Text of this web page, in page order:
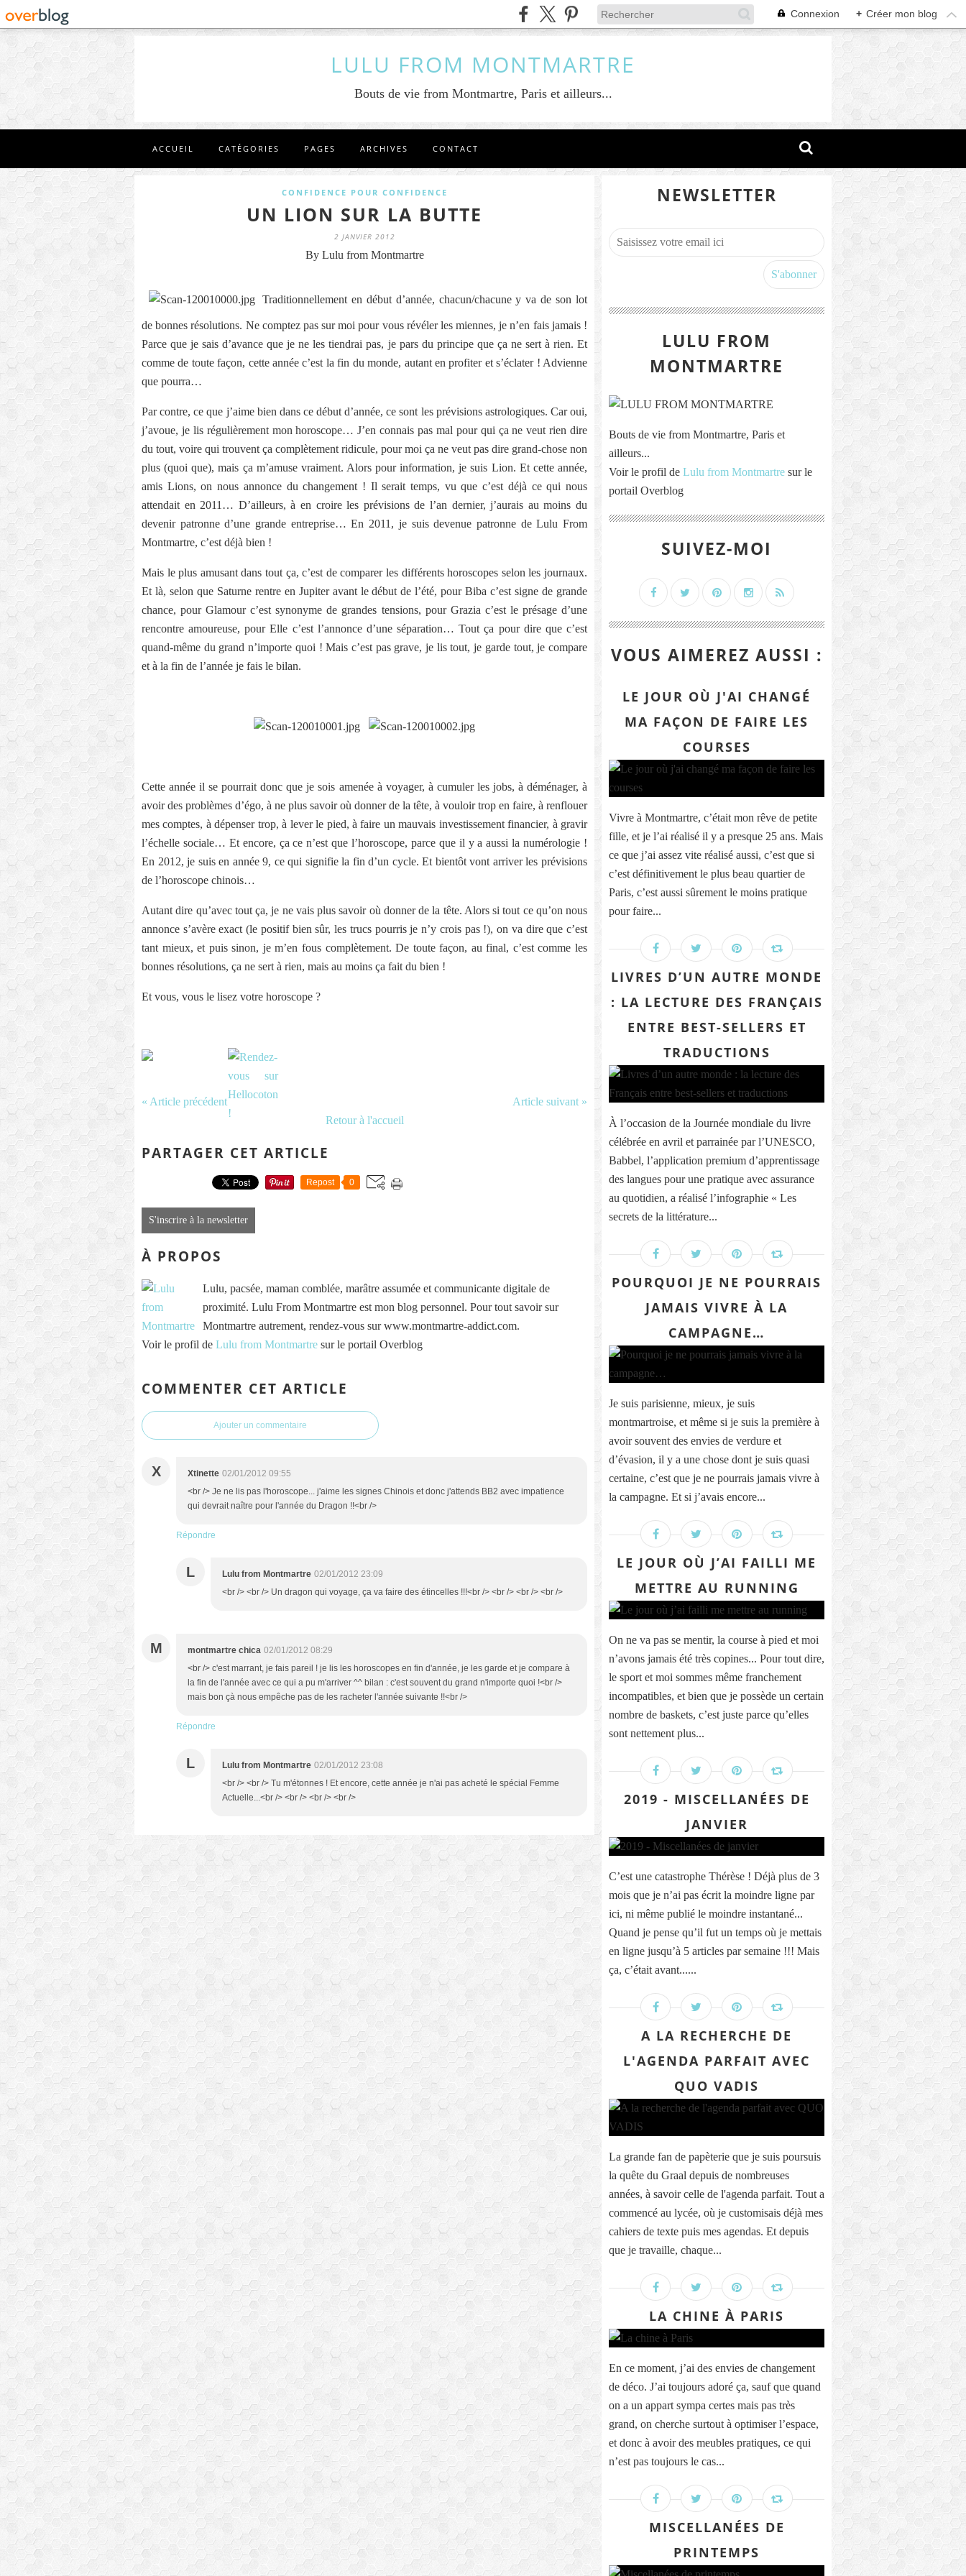
Connexion + Créer mon blog
LULU FROM MONTMARTRE
Bouts de vie from Montmartre, Paris et ailleurs...
ACCUEIL CATÉGORIES PAGES ARCHIVES CONTACT
CONFIDENCE POUR CONFIDENCE
UN LION SUR LA BUTTE
2 JANVIER 2012
By Lulu from Montmartre
Traditionnellement en début d’année, chacun/chacune y va de son lot
de bonnes résolutions. Ne comptez pas sur moi pour vous révéler les miennes, je n’en fais jamais !
Parce que je sais d’avance que je ne les tiendrai pas, je pars du principe que ça ne sert à rien. Et
comme de toute façon, cette année c’est la fin du monde, autant en profiter et s’éclater ! Advienne
que pourra…
Par contre, ce que j’aime bien dans ce début d’année, ce sont les prévisions astrologiques. Car oui,
j’avoue, je lis régulièrement mon horoscope… J’en connais pas mal pour qui ça ne veut rien dire
du tout, voire qui trouvent ça complètement ridicule, pour moi ça ne veut pas dire grand-chose non
plus (quoi que), mais ça m’amuse vraiment. Alors pour information, je suis Lion. Et cette année,
amis Lions, on nous annonce du changement ! Il serait temps, vu que c’est déjà ce qui nous
attendait en 2011… D’ailleurs, à en croire les prévisions de l’an dernier, j’aurais au moins du
devenir patronne d’une grande entreprise… En 2011, je suis devenue patronne de Lulu From
Montmartre, c’est déjà bien !
Mais le plus amusant dans tout ça, c’est de comparer les différents horoscopes selon les journaux.
Et là, selon que Saturne rentre en Jupiter avant le début de l’été, pour Biba c’est signe de grande
chance, pour Glamour c’est synonyme de grandes tensions, pour Grazia c’est le présage d’une
rencontre amoureuse, pour Elle c’est l’annonce d’une séparation… Tout ça pour dire que c’est
quand-même du grand n’importe quoi ! Mais c’est pas grave, je lis tout, je garde tout, je compare
et à la fin de l’année je fais le bilan.
Cette année il se pourrait donc que je sois amenée à voyager, à cumuler les jobs, à déménager, à
avoir des problèmes d’égo, à ne plus savoir où donner de la tête, à vouloir trop en faire, à renflouer
mes comptes, à dépenser trop, à lever le pied, à faire un mauvais investissement financier, à gravir
l’échelle sociale… Et encore, ça ce n’est que l’horoscope, parce que il y a aussi la numérologie !
En 2012, je suis en année 9, ce qui signifie la fin d’un cycle. Et bientôt vont arriver les prévisions
de l’horoscope chinois…
Autant dire qu’avec tout ça, je ne vais plus savoir où donner de la tête. Alors si tout ce qu’on nous
annonce s’avère exact (le positif bien sûr, les trucs pourris je n’y crois pas !), on va dire que c’est
tant mieux, et puis sinon, je m’en fous complètement. De toute façon, au final, c’est comme les
bonnes résolutions, ça ne sert à rien, mais au moins ça fait du bien !
Et vous, vous le lisez votre horoscope ?
« Article précédent
Article suivant »
Retour à l'accueil
PARTAGER CET ARTICLE
Repost 0
S'inscrire à la newsletter
À PROPOS
Lulu, pacsée, maman comblée, marâtre assumée et communicante digitale de
proximité. Lulu From Montmartre est mon blog personnel. Pour tout savoir sur
Montmartre autrement, rendez-vous sur www.montmartre-addict.com.
Voir le profil de Lulu from Montmartre sur le portail Overblog
COMMENTER CET ARTICLE
Ajouter un commentaire
X Xtinette 02/01/2012 09:55
<br /> Je ne lis pas l'horoscope... j'aime les signes Chinois et donc j'attends BB2 avec impatience
qui devrait naître pour l'année du Dragon !!<br />
Répondre
L Lulu from Montmartre 02/01/2012 23:09
<br /> <br /> Un dragon qui voyage, ça va faire des étincelles !!!<br /> <br /> <br /> <br />
M montmartre chica 02/01/2012 08:29
<br /> c'est marrant, je fais pareil ! je lis les horoscopes en fin d'année, je les garde et je compare à
la fin de l'année avec ce qui a pu m'arriver ^^ bilan : c'est souvent du grand n'importe quoi !<br />
mais bon çà nous empêche pas de les racheter l'année suivante !!<br />
Répondre
L Lulu from Montmartre 02/01/2012 23:08
<br /> <br /> Tu m'étonnes ! Et encore, cette année je n'ai pas acheté le spécial Femme
Actuelle...<br /> <br /> <br /> <br />
NEWSLETTER
LULU FROM
MONTMARTRE
Bouts de vie from Montmartre, Paris et
ailleurs...
Voir le profil de Lulu from Montmartre sur le
portail Overblog
SUIVEZ-MOI
VOUS AIMEREZ AUSSI :
LE JOUR OÙ J'AI CHANGÉ
MA FAÇON DE FAIRE LES
COURSES
Vivre à Montmartre, c’était mon rêve de petite
fille, et je l’ai réalisé il y a presque 25 ans. Mais
ce que j’ai assez vite réalisé aussi, c’est que si
c’est définitivement le plus beau quartier de
Paris, c’est aussi sûrement le moins pratique
pour faire...
LIVRES D’UN AUTRE MONDE
: LA LECTURE DES FRANÇAIS
ENTRE BEST-SELLERS ET
TRADUCTIONS
À l’occasion de la Journée mondiale du livre
célébrée en avril et parrainée par l’UNESCO,
Babbel, l’application premium d’apprentissage
des langues pour une pratique avec assurance
au quotidien, a réalisé l’infographie « Les
secrets de la littérature...
POURQUOI JE NE POURRAIS
JAMAIS VIVRE À LA
CAMPAGNE…
Je suis parisienne, mieux, je suis
montmartroise, et même si je suis la première à
avoir souvent des envies de verdure et
d’évasion, il y a une chose dont je suis quasi
certaine, c’est que je ne pourrais jamais vivre à
la campagne. Et si j’avais encore...
LE JOUR OÙ J’AI FAILLI ME
METTRE AU RUNNING
On ne va pas se mentir, la course à pied et moi
n’avons jamais été très copines... Pour tout dire,
le sport et moi sommes même franchement
incompatibles, et bien que je possède un certain
nombre de baskets, c’est juste parce qu’elles
sont nettement plus...
2019 - MISCELLANÉES DE
JANVIER
C’est une catastrophe Thérèse ! Déjà plus de 3
mois que je n’ai pas écrit la moindre ligne par
ici, ni même publié le moindre instantané...
Quand je pense qu’il fut un temps où je mettais
en ligne jusqu’à 5 articles par semaine !!! Mais
ça, c’était avant......
A LA RECHERCHE DE
L'AGENDA PARFAIT AVEC
QUO VADIS
La grande fan de papèterie que je suis poursuis
la quête du Graal depuis de nombreuses
années, à savoir celle de l'agenda parfait. Tout a
commencé au lycée, où je customisais déjà mes
cahiers de texte puis mes agendas. Et depuis
que je travaille, chaque...
LA CHINE À PARIS
En ce moment, j’ai des envies de changement
de déco. J’ai toujours adoré ça, sauf que quand
on a un appart sympa certes mais pas très
grand, on cherche surtout à optimiser l’espace,
et donc à avoir des meubles pratiques, ce qui
n’est pas toujours le cas...
MISCELLANÉES DE
PRINTEMPS